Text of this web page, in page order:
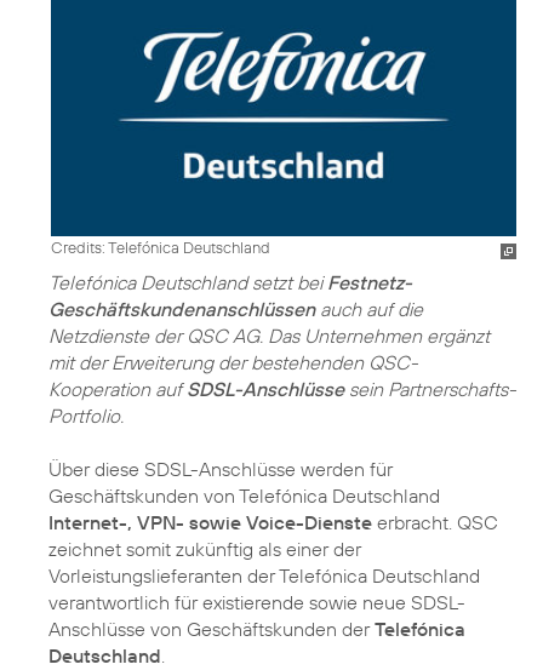
Credits: Telefónica Deutschland
Telefónica Deutschland setzt beiFestnetz-
Geschäftskundenanschlüssenauch auf die
Netzdienste der QSC AG. Das Unternehmen ergänzt
mit der Erweiterung der bestehenden QSC-
Kooperation aufSDSL-Anschlüssesein Partnerschafts-
Portfolio.
Über diese SDSL-Anschlüsse werden für
Geschäftskunden von Telefónica Deutschland
Internet-, VPN- sowie Voice-Dienste erbracht. QSC
zeichnet somit zukünftig als einer der
Vorleistungslieferanten der Telefónica Deutschland
verantwortlich für existierende sowie neue SDSL-
Anschlüsse von Geschäftskunden derTelefónica
Deutschland.